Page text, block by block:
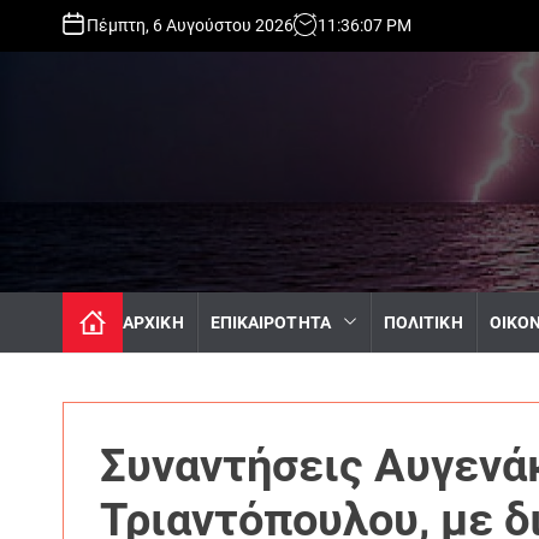
Πέμπτη, 6 Αυγούστου 2026 11 :36:09 PM
ΑΡΧΙΚΗ ΕΠΙΚΑΙΡΟΤΗΤΑ ΠΟΛΙΤΙΚΗ
Συναντήσεις
Τριαντόπουλου, με